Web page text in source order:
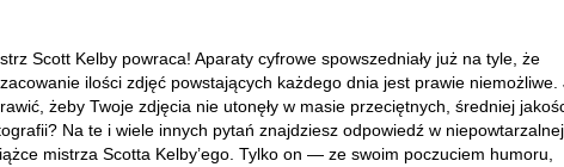
Scott Kelby powraca! Aparaty cyfrowe spowszedniały już na tyle, że
ilości zdjęć powstających każdego dnia jest prawie niemożliwe.
żeby Twoje zdjęcia nie utonęły w masie przeciętnych, średniej
Na te i wiele innych pytań znajdziesz odpowiedź w niepowtarzalnej
mistrza Scotta Kelby’ego. Tylko on — ze swoim poczuciem humoru,